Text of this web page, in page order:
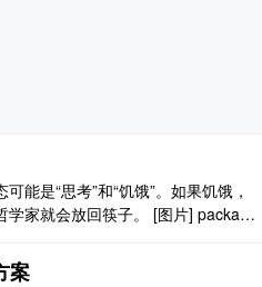
能是“思考”和“饥饿”。如果饥饿，
家就会放回筷子。 [图片] package
案